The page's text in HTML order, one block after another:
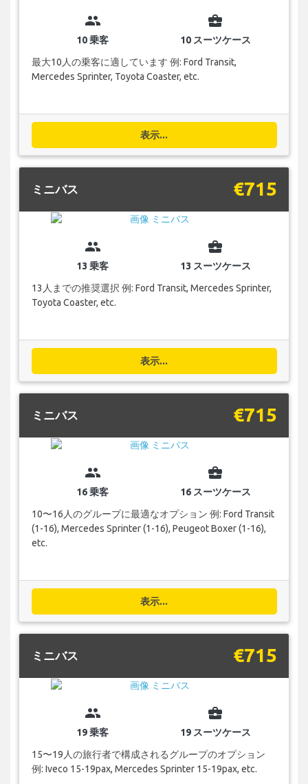
group
10 乗客
business_center
10 スーツケース
最大10人の乗客に適しています 例: Ford Transit,
Mercedes Sprinter, Toyota Coaster, etc.
表示...
ミニバス €715
group
13 乗客
business_center
13 スーツケース
13人までの推奨選択 例: Ford Transit, Mercedes Sprinter,
Toyota Coaster, etc.
表示...
ミニバス €715
group
16 乗客
business_center
16 スーツケース
10〜16人のグループに最適なオプション 例: Ford Transit
(1-16), Mercedes Sprinter (1-16), Peugeot Boxer (1-16),
etc.
表示...
ミニバス €715
group
19 乗客
business_center
19 スーツケース
15〜19人の旅行者で構成されるグループのオプション
例: Iveco 15-19pax, Mercedes Sprinter 15-19pax, etc.